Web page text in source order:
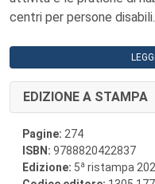
centri per persone disabili.
EDIZIONE A STAMPA
Pagine: 274
ISBN: 9788820422837
Edizione: 5a ristampa